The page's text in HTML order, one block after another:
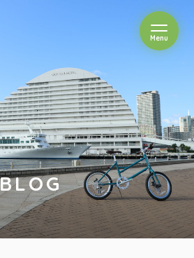
カゴヤ
Menuを開閉